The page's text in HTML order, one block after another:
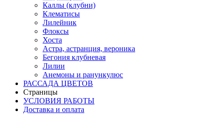
Каллы (клубни)
Клематисы
Лилейник
Флоксы
Хоста
Астра, астранция, вероника
Бегония клубневая
Лилии
Анемоны и ранункулюс
РАССАДА ЦВЕТОВ
Страницы
УСЛОВИЯ РАБОТЫ
Доставка и оплата